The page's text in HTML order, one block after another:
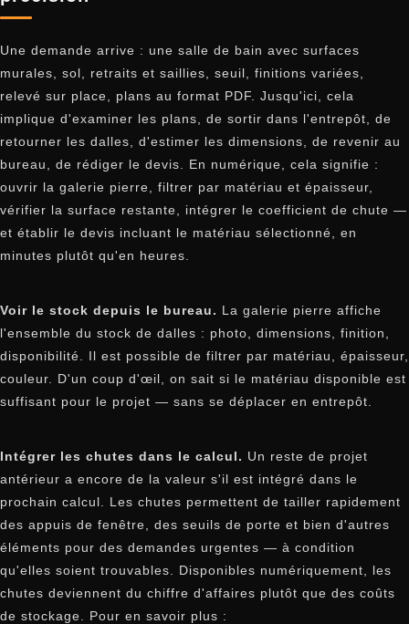
Une demande arrive : une salle de bain avec surfaces
murales, sol, retraits et saillies, seuil, finitions variées,
relevé sur place, plans au format PDF. Jusqu'ici, cela
implique d'examiner les plans, de sortir dans l'entrepôt, de
retourner les dalles, d'estimer les dimensions, de revenir au
bureau, de rédiger le devis. En numérique, cela signifie :
ouvrir la galerie pierre, filtrer par matériau et épaisseur,
vérifier la surface restante, intégrer le coefficient de chute —
et établir le devis incluant le matériau sélectionné, en
minutes plutôt qu'en heures.
Voir le stock depuis le bureau. La galerie pierre affiche
l'ensemble du stock de dalles : photo, dimensions, finition,
disponibilité. Il est possible de filtrer par matériau, épaisseur,
couleur. D'un coup d'œil, on sait si le matériau disponible est
suffisant pour le projet — sans se déplacer en entrepôt.
Intégrer les chutes dans le calcul. Un reste de projet
antérieur a encore de la valeur s'il est intégré dans le
prochain calcul. Les chutes permettent de tailler rapidement
des appuis de fenêtre, des seuils de porte et bien d'autres
éléments pour des demandes urgentes — à condition
qu'elles soient trouvables. Disponibles numériquement, les
chutes deviennent du chiffre d'affaires plutôt que des coûts
de stockage. Pour en savoir plus :